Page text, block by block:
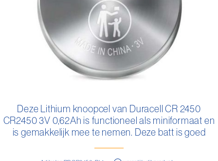
begin
Deze Lithium knoopcel van Duracell CR 2450
CR2450 3V 0,62Ah is functioneel als miniformaat en
is gemakkelijk mee te nemen. Deze batt is goed